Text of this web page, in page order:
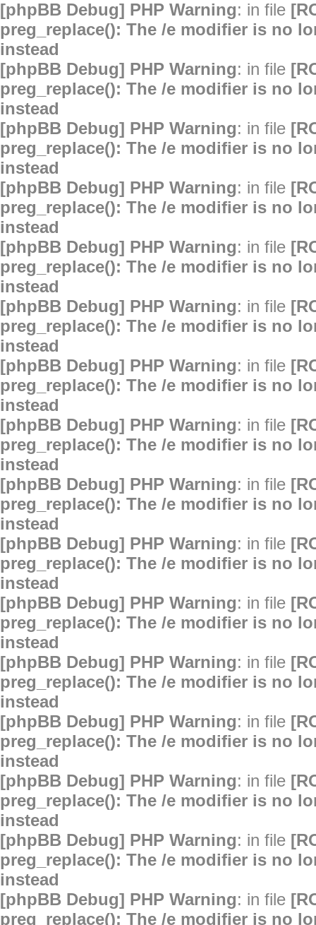
[phpBB Debug] PHP Warning: in file
preg_replace(): The /e modifier is no
instead
[phpBB Debug] PHP Warning: in file
preg_replace(): The /e modifier is no
instead
[phpBB Debug] PHP Warning: in file
preg_replace(): The /e modifier is no
instead
[phpBB Debug] PHP Warning: in file
preg_replace(): The /e modifier is no
instead
[phpBB Debug] PHP Warning: in file
preg_replace(): The /e modifier is no
instead
[phpBB Debug] PHP Warning: in file
preg_replace(): The /e modifier is no
instead
[phpBB Debug] PHP Warning: in file
preg_replace(): The /e modifier is no
instead
[phpBB Debug] PHP Warning: in file
preg_replace(): The /e modifier is no
instead
[phpBB Debug] PHP Warning: in file
preg_replace(): The /e modifier is no
instead
[phpBB Debug] PHP Warning: in file
preg_replace(): The /e modifier is no
instead
[phpBB Debug] PHP Warning: in file
preg_replace(): The /e modifier is no
instead
[phpBB Debug] PHP Warning: in file
preg_replace(): The /e modifier is no
instead
[phpBB Debug] PHP Warning: in file
preg_replace(): The /e modifier is no
instead
[phpBB Debug] PHP Warning: in file
preg_replace(): The /e modifier is no
instead
[phpBB Debug] PHP Warning: in file
preg_replace(): The /e modifier is no
instead
[phpBB Debug] PHP Warning: in file
preg_replace(): The /e modifier is no